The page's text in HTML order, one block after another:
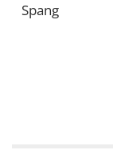
Spang